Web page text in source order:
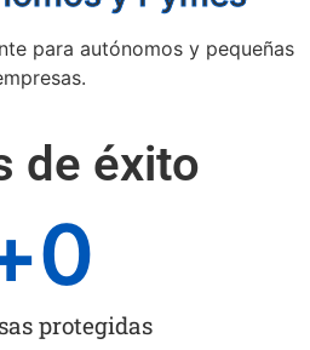
para autónomos y pequeñas
de éxito
protegidas
0